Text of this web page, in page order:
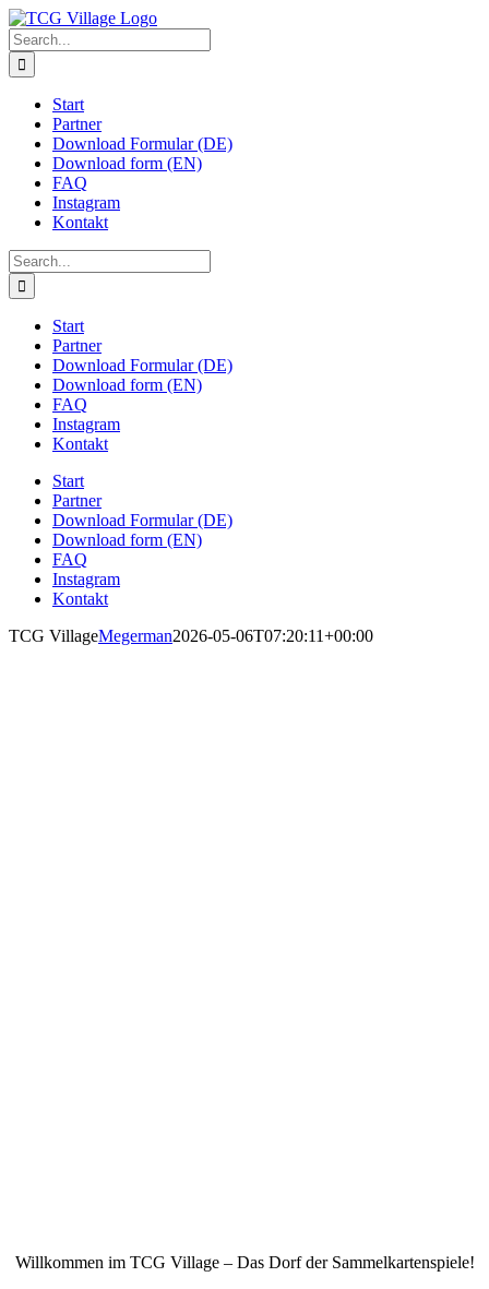
Skip
to
content
Search
for:
Start
Partner
Download Formular (DE)
Download form (EN)
FAQ
Instagram
Kontakt
Search
for:
Start
Partner
Download Formular (DE)
Download form (EN)
FAQ
Instagram
Kontakt
Start
Partner
Download Formular (DE)
Download form (EN)
FAQ
Instagram
Kontakt
TCG VillageMegerman2026-05-06T07:20:11+00:00
Willkommen im TCG Village – Das Dorf der Sammelkartenspiele!